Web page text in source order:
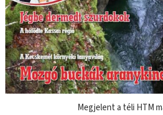
Megjelent a téli HTM